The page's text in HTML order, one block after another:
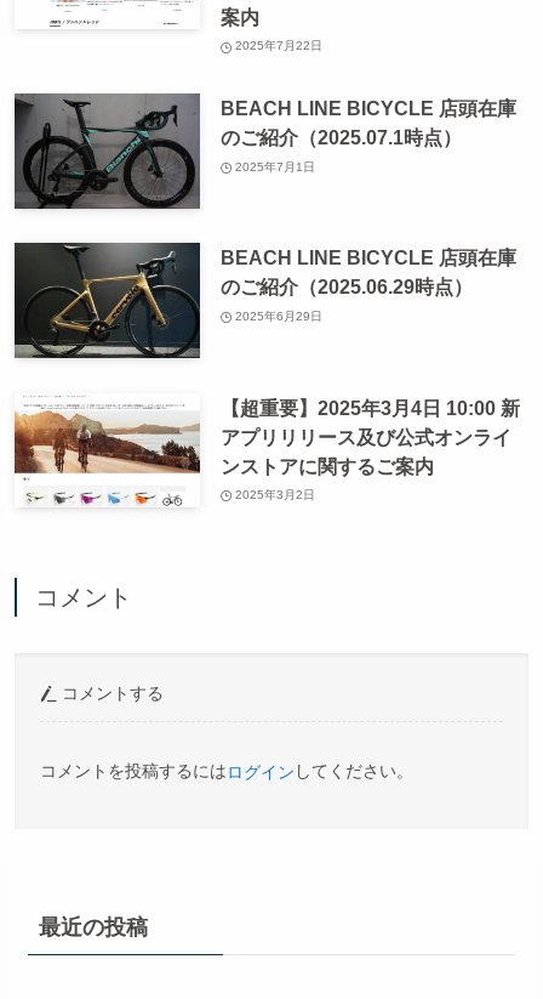
案内
2025年7月22日
BEACH LINE BICYCLE 店頭在庫
のご紹介（2025.07.1時点）
2025年7月1日
BEACH LINE BICYCLE 店頭在庫
のご紹介（2025.06.29時点）
2025年6月29日
【超重要】2025年3月4日 10:00 新
アプリリリース及び公式オンライ
ンストアに関するご案内
2025年3月2日
コメント
コメントする
コメントを投稿するにはログイン してください。
最近の投稿